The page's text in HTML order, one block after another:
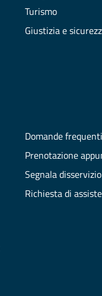
Turismo
Giustizia e
Domande
Prenotazione
Segnala disservizio
Richiesta di